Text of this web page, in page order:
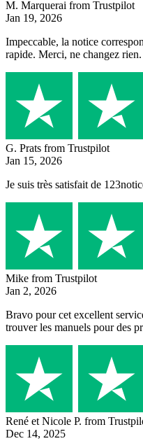
M. Marquerai from Trustpilot
Jan 19, 2026
Impeccable, la notice
rapide. Merci, ne changez rien.
G. Prats from Trustpilot
Jan 15, 2026
Je suis très satisfait de
Mike from Trustpilot
Jan 2, 2026
Bravo pour cet excellent
trouver les manuels pour des
René et Nicole P. from
Dec 14, 2025